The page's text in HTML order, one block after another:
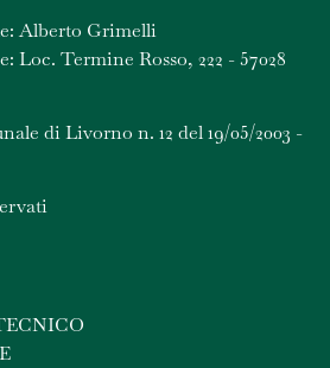
Alberto Grimelli
Loc. Termine Rosso, 222 - 57028
di Livorno n. 12 del 19/05/2003 -